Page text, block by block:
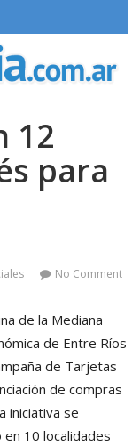
12
para
No Comment
de la Mediana
de Entre Ríos
de Tarjetas
de compras
iniciativa se
10 localidades